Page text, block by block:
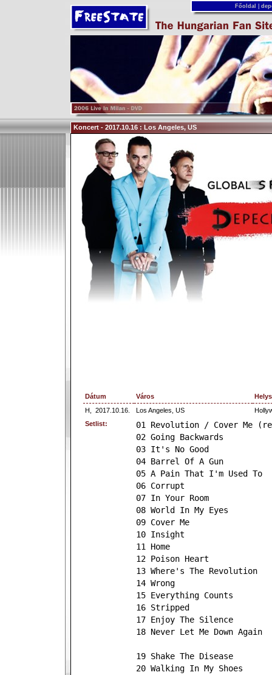
Főoldal
Koncert - 2017.10.16 : Los Angeles, US
Dátum Város
H,
2017.10.16. Los Angeles, US
Setlist:
01 Revolution / Cover Me
02 Going Backwards
03 It's No Good
04 Barrel Of A Gun
05 A Pain That I'm Used To
06 Corrupt
07 In Your Room
08 World In My Eyes
09 Cover Me
10 Insight
11 Home
12 Poison Heart
13 Where's The Revolution
14 Wrong
15 Everything Counts
16 Stripped
17 Enjoy The Silence
18 Never Let Me Down Again
19 Shake The Disease
20 Walking In My Shoes